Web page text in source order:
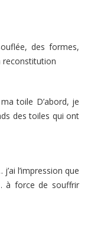
des formes,
reconstitution
toile D’abord, je
des toiles qui ont
l’impression que
à force de souffrir